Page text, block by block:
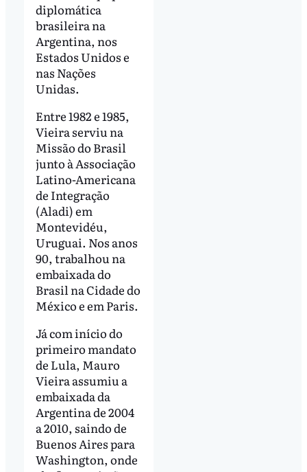
diplomática
brasileira na
Argentina, nos
Estados Unidos e
nas Nações
Unidas.
Entre 1982 e 1985,
Vieira serviu na
Missão do Brasil
junto à Associação
Latino-Americana
de Integração
(Aladi) em
Montevidéu,
Uruguai. Nos anos
90, trabalhou na
embaixada do
Brasil na Cidade do
México e em Paris.
Já com início do
primeiro mandato
de Lula, Mauro
Vieira assumiu a
embaixada da
Argentina de 2004
a 2010, saindo de
Buenos Aires para
Washington, onde